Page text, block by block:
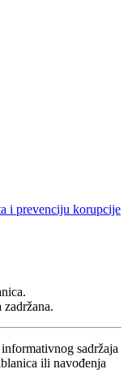
i prevenciju korupcije
sadržaja
ili navođenja